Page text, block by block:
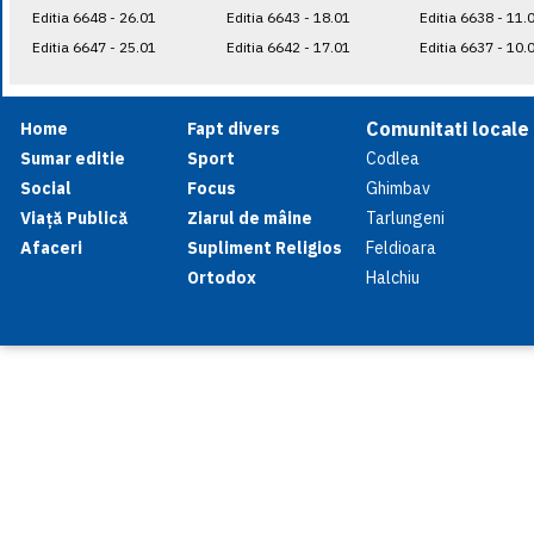
Editia 6648 - 26.01
Editia 6647 - 25.01
Editia 6643 - 18.01
Editia 6642 - 17.01
Editia 6638 -
Editia 6637 -
Home
Sumar editie
Social
Viață Publică
Afaceri
Fapt divers
Sport
Focus
Ziarul de mâine
Supliment Religios
Ortodox
Comunitati locale
Codlea
Ghimbav
Tarlungeni
Feldioara
Halchiu